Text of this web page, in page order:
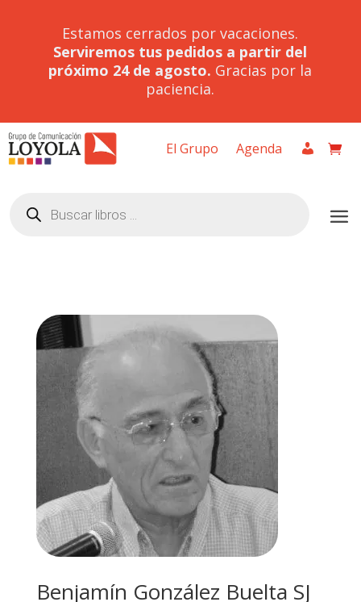
Estamos cerrados por vacaciones.
Serviremos tus pedidos a partir del
próximo 24 de agosto. Gracias por la
paciencia.
El Grupo Agenda
productos
Benjamín González Buelta SJ